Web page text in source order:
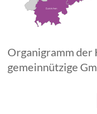
Organigramm der
gemeinnützige